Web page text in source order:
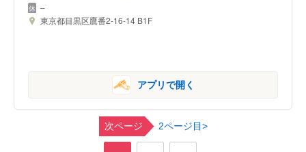
–
東京都目黒区鷹番2-16-14 B1F
アプリで開く
次ページ 2ページ目>
,,